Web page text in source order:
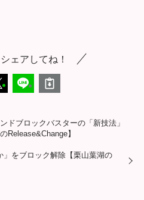
ェアしてね！
ドブロックバスターの「新技法」
Release&Change】
」をブロック解除【栗山葉湖の